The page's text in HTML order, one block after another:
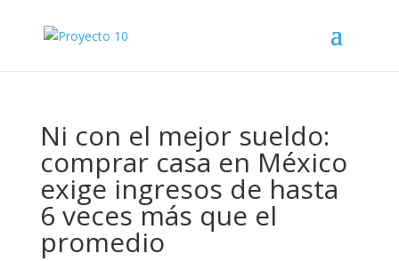
Ni con el mejor sueldo:
comprar casa en México
exige ingresos de hasta
6 veces más que el
promedio